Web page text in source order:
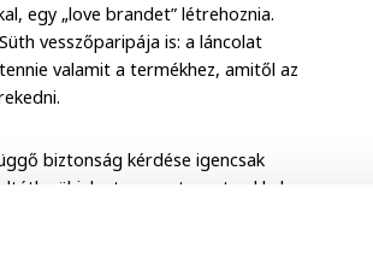
egy „love brandet” létrehoznia.
vesszőparipája is: a láncolat
valamit a termékhez, amitől az
biztonság kérdése igencsak
jelent rosszat – azt sokkal